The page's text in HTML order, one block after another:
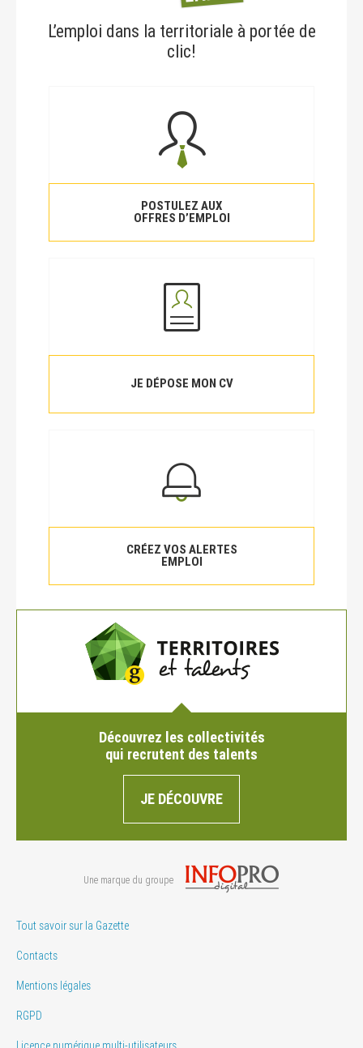
L’emploi dans la territoriale à portée de
clic!
POSTULEZ AUX
OFFRES D’EMPLOI
JE DÉPOSE MON CV
CRÉEZ VOS ALERTES
EMPLOI
Découvrez les collectivités
qui recrutent des talents
JE DÉCOUVRE
Une marque du groupe
Tout savoir sur la Gazette
Contacts
Mentions légales
RGPD
Licence numérique multi-utilisateurs